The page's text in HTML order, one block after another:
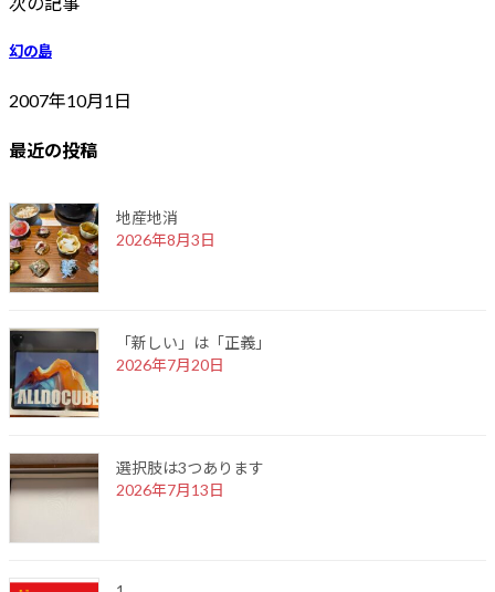
幻の島
2007年10月1日
最近の投稿
地産地消
2026年8月3日
「新しい」は「正義」
2026年7月20日
選択肢は3つあります
2026年7月13日